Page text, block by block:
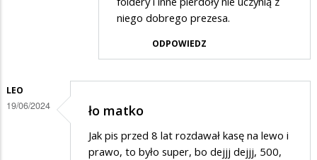
Pracownicy
przepraszają
niego dobrego prezesa.
ODPOWIEDZ
LEO
19/06/2024 ło matko
Jak pis przed 8 lat rozdawał kasę na lewo i
prawo, to było super, bo dejjj dejjj, 500,